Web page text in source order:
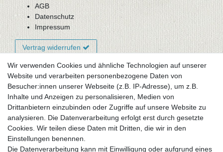
AGB
Datenschutz
Impressum
Vertrag widerrufen
Newsletter-Anmeldung
FAQ / Fragen
Mein Warenkorb
Mein Merkzettel
Mein Konto
UNSER LADENGESCHÄFT
Wir verwenden Cookies und ähnliche Technologien auf unserer
Website und verarbeiten personenbezogene Daten von
Besucher:innen unserer Webseite (z.B. IP-Adresse), um z.B.
Inhalte und Anzeigen zu personalisieren, Medien von
Drittanbietern einzubinden oder Zugriffe auf unsere Website zu
analysieren. Die Datenverarbeitung erfolgt erst durch gesetzte
Cookies. Wir teilen diese Daten mit Dritten, die wir in den
Einstellungen benennen.
Die Datenverarbeitung kann mit Einwilligung oder aufgrund eines